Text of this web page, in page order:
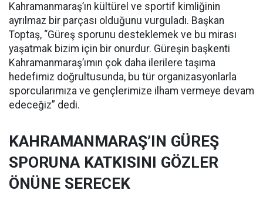
Kahramanmaraş’ın kültürel ve sportif kimliğinin
ayrılmaz bir parçası olduğunu vurguladı. Başkan
Toptaş, “Güreş sporunu desteklemek ve bu mirası
yaşatmak bizim için bir onurdur. Güreşin başkenti
Kahramanmaraş’ımın çok daha ilerilere taşıma
hedefimiz doğrultusunda, bu tür organizasyonlarla
sporcularımıza ve gençlerimize ilham vermeye devam
edeceğiz” dedi.
KAHRAMANMARAŞ’IN GÜREŞ
SPORUNA KATKISINI GÖZLER
ÖNÜNE SERECEK